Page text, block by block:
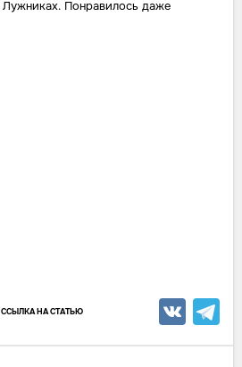
ССЫЛКА НА СТАТЬЮ